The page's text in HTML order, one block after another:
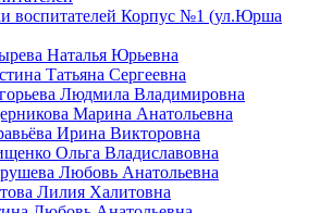
воспитателей Корпус №1 (ул.Юрша
Наталья Юрьевна
Татьяна Сергеевна
Людмила Владимировна
Марина Анатольевна
Ирина Викторовна
Ольга Владиславовна
Любовь Анатольевна
Лилия Халитовна